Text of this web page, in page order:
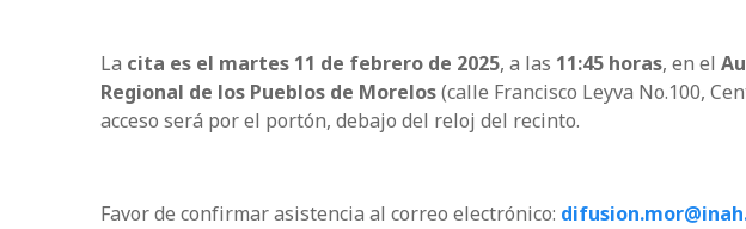
La cita es el martes 11 de febrero de 2025, a las 11:45 horas, en el
Regional de los Pueblos de Morelos(calle Francisco Leyva No.100,
acceso será por el portón, debajo del reloj del recinto.
Favor de confirmar asistencia al correo electrónico: